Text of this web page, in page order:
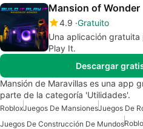
Mansion of Wonder
4.9 Gratuito
Una aplicación
Play It.
Descargar
Mansión de Maravillas es una app
parte de la categoría 'Utilidades'.
RobloxJuegos De MansionesJuegos De
Juegos De Construcción De Mundos